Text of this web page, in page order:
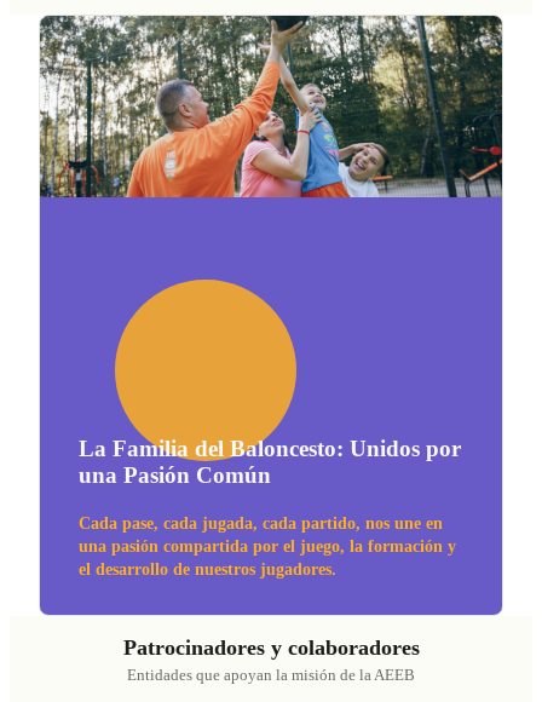
La Familia del Baloncesto: Unidos por
una Pasión Común
Cada pase, cada jugada, cada partido, nos une en
una pasión compartida por el juego, la formación y
el desarrollo de nuestros jugadores.
Patrocinadores y colaboradores
Entidades que apoyan la misión de la AEEB